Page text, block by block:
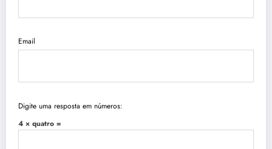
Email
Digite uma resposta em números:
4 × quatro =